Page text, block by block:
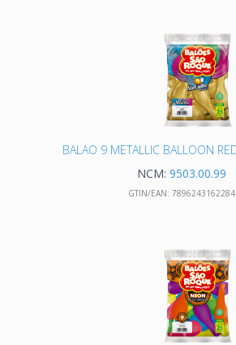
BALAO 9 METALLIC BALLOON
NCM: 9503.00.99
GTIN/EAN: 7896243162284